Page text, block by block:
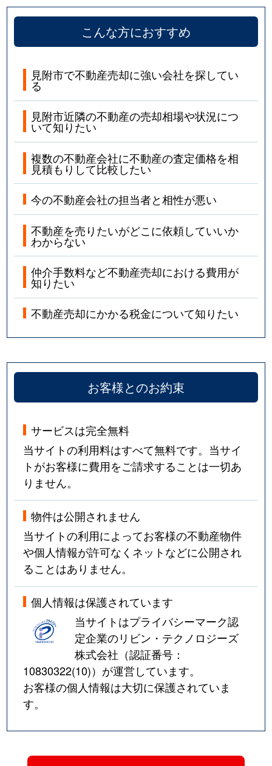
こんな方におすすめ
見附市で不動産売却に強い会社を探してい
る
見附市近隣の不動産の売却相場や状況につ
いて知りたい
複数の不動産会社に不動産の査定価格を相
見積もりして比較したい
今の不動産会社の担当者と相性が悪い
不動産を売りたいがどこに依頼していいか
わからない
仲介手数料など不動産売却における費用が
知りたい
不動産売却にかかる税金について知りたい
お客様とのお約束
サービスは完全無料
当サイトの利用料はすべて無料です。当サイ
トがお客様に費用をご請求することは一切あ
りません。
物件は公開されません
当サイトの利用によってお客様の不動産物件
や個人情報が許可なくネットなどに公開され
ることはありません。
個人情報は保護されています
当サイトはプライバシーマーク認
定企業のリビン・テクノロジーズ
株式会社（認証番号：
10830322(10)）が運営しています。
お客様の個人情報は大切に保護されていま
す。